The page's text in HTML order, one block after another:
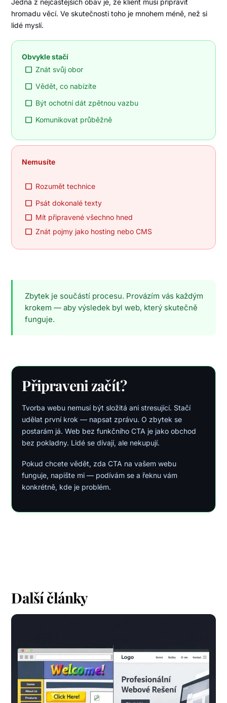
hromadu věcí. Ve skutečnosti toho je mnohem méně, než si
lidé myslí.
Obvykle stačí
Znát svůj obor
Vědět, co nabízíte
Být ochotní dát zpětnou vazbu
Komunikovat průběžně
Nemusíte
Rozumět technice
Psát dokonalé texty
Mít připravené všechno hned
Znát pojmy jako hosting nebo CMS
Zbytek je součástí procesu. Provázím vás každým
krokem — aby výsledek byl web, který skutečně
funguje.
Připraveni začít?
Tvorba webu nemusí být složitá ani stresující. Stačí
udělat první krok — napsat zprávu. O zbytek se
postarám já. Web bez funkčního CTA je jako obchod
bez pokladny. Lidé se dívají, ale nekupují.
Pokud chcete vědět, zda CTA na vašem webu
funguje, napište mi — podívám se a řeknu vám
konkrétně, kde je problém.
Další články